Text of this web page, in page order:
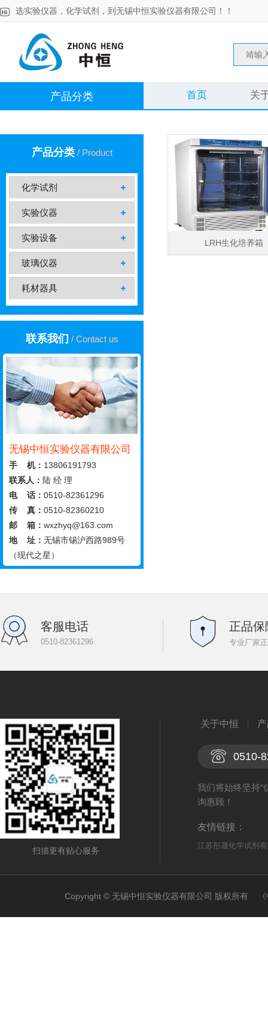
选实验仪器，化学试剂，到无锡中恒实验仪器有限公司！！
产品分类 首页 关
LRH生化培养箱
产品分类/ Product
化学试剂
实验仪器
实验设备
玻璃仪器
耗材器具
联系我们 / Contact us
无锡中恒实验仪器有限公司
手 机： 13806191793
联系人： 陆 经 理
电 话： 0510-82361296
传 真： 0510-82360210
邮 箱： wxzhyq@163.com
地 址： 无锡市锡沪西路989号
（现代之星）
客服电话
0510-82361296
正品保
专业厂家
扫描更有贴心服务
关于中恒
0510-
我们将始终坚持“
询惠顾！
友情链接：
江苏彤晟化学试剂
Copyright © 无锡中恒实验仪器有限公司 版权所有 《